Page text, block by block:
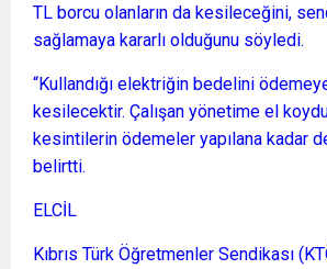
TL borcu olanların da kesileceğini,
sağlamaya kararlı olduğunu söyledi.
“Kullandığı elektriğin bedelini
kesilecektir. Çalışan yönetime el
kesintilerin ödemeler yapılana kadar
belirtti.
ELCİL
Kıbrıs Türk Öğretmenler Sendikası